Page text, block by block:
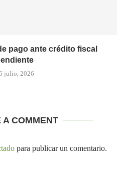
pago ante crédito fiscal
julio, 2026
A COMMENT
para publicar un comentario.